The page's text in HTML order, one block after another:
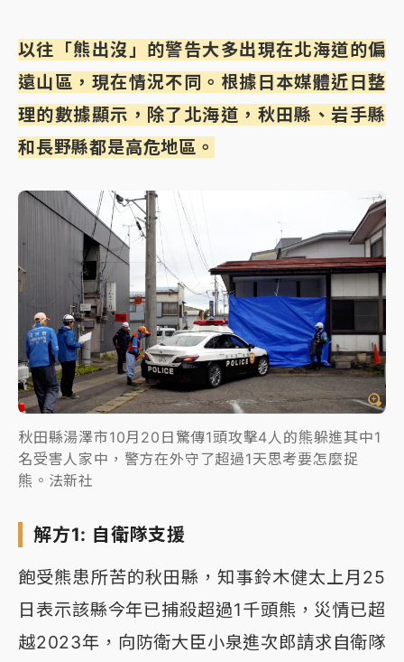
以往「熊出沒」的警告大多出現在北海道的偏
遠山區，現在情況不同。根據日本媒體近日整
理的數據顯示，除了北海道，秋田縣、岩手縣
和長野縣都是高危地區。
秋田縣湯澤市10月20日驚傳1頭攻擊4人的熊躲進其中1
名受害人家中，警方在外守了超過1天思考要怎麼捉
熊。法新社
解方1: 自衛隊支援
飽受熊患所苦的秋田縣，知事鈴木健太上月25
日表示該縣今年已捕殺超過1千頭熊，災情已超
越2023年，向防衛大臣小泉進次郎請求自衛隊